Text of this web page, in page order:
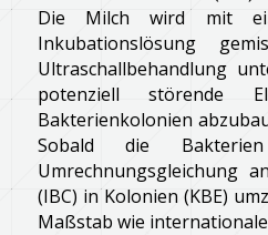
Die Milch wird mit
Inkubationslösung
Ultraschallbehandlung
potenziell störende
Bakterienkolonien
Sobald die
Umrechnungsgleichung
(IBC) in Kolonien (KBE)
Maßstab wie